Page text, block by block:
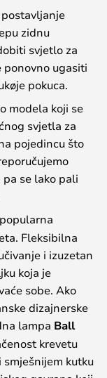
zidnu
svjetlo za
ponovno ugasiti
pokuca.
modela koji se
svjetla za
pojedincu što
se lako pali
Fleksibilna
i izuzetan
koja je
sobe. Ako
dizajnerske
lampa Ball
krevetu
kutku